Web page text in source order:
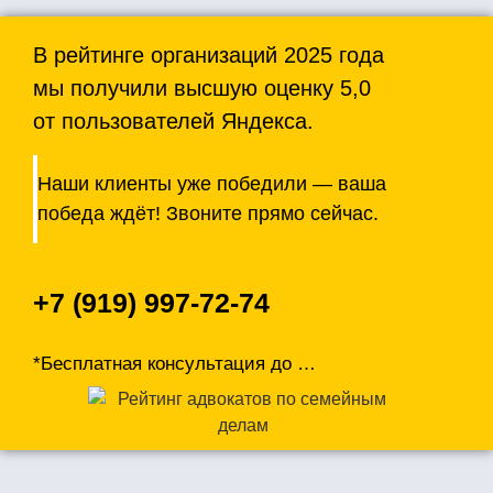
В рейтинге организаций 2025 года
мы получили высшую оценку 5,0
от пользователей Яндекса.
Наши клиенты уже победили — ваша
победа ждёт! Звоните прямо сейчас.
+7 (919) 997-72-74
*Бесплатная консультация до …